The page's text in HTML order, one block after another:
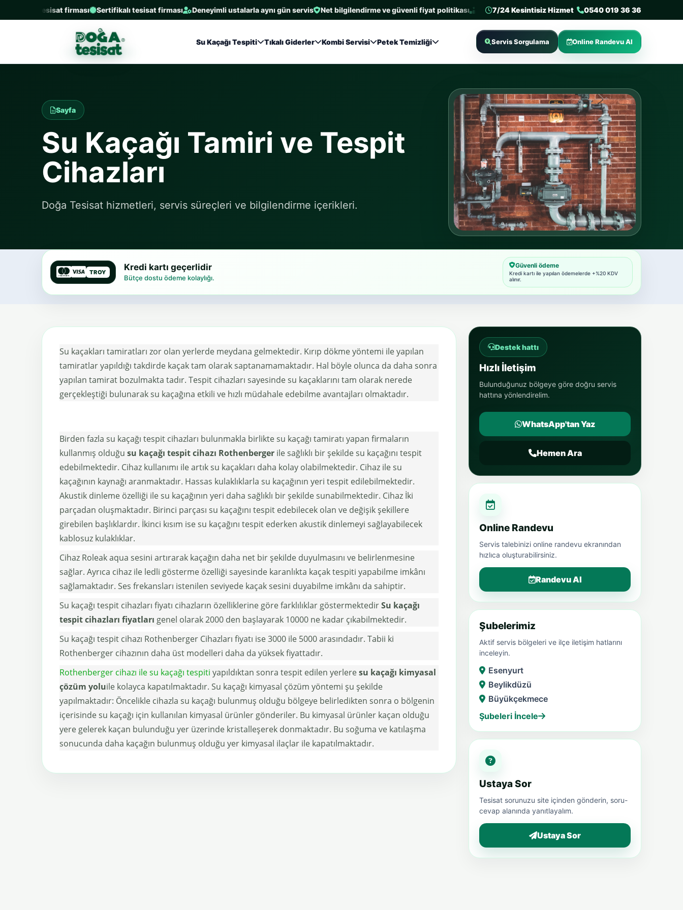
3. tesisat firması Sertifikalı tesisat firması Deneyimli ustalarla aynı gün servis Net bilgilendirme ve güvenli fiyat politikası En çok tercih edilen 3. tesisat firması Sertifikalı tesisat
7/24 Kesintisiz Hizmet 0540 019 36 36
Su Kaçağı Tespiti Tıkalı Giderler Kombi Servisi Petek Temizliği Servis Sorgulama Online Randevu Al
Sayfa
Su Kaçağı Tamiri ve Tespit
Cihazları
Doğa Tesisat hizmetleri, servis süreçleri ve bilgilendirme içerikleri.
TROY Kredi kartı geçerlidir
Bütçe dostu ödeme kolaylığı.
Güvenli ödeme
Kredi kartı ile yapılan ödemelerde +%20 KDV
alınır.
Su kaçakları tamiratları zor olan yerlerde meydana gelmektedir. Kırıp dökme yöntemi ile yapılan
tamiratlar yapıldığı takdirde kaçak tam olarak saptanamamaktadır. Hal böyle olunca da daha sonra
yapılan tamirat bozulmakta tadır. Tespit cihazları sayesinde su kaçaklarını tam olarak nerede
gerçekleştiği bulunarak su kaçağına etkili ve hızlı müdahale edebilme avantajları olmaktadır.
Birden fazla su kaçağı tespit cihazları bulunmakla birlikte su kaçağı tamiratı yapan firmaların
kullanmış olduğu su kaçağı tespit cihazı Rothenberger ile sağlıklı bir şekilde su kaçağını tespit
edebilmektedir. Cihaz kullanımı ile artık su kaçakları daha kolay olabilmektedir. Cihaz ile su
kaçağının kaynağı aranmaktadır. Hassas kulaklıklarla su kaçağının yeri tespit edilebilmektedir.
Akustik dinleme özelliği ile su kaçağının yeri daha sağlıklı bir şekilde sunabilmektedir. Cihaz İki
parçadan oluşmaktadır. Birinci parçası su kaçağını tespit edebilecek olan ve değişik şekillere
girebilen başlıklardır. İkinci kısım ise su kaçağını tespit ederken akustik dinlemeyi sağlayabilecek
kablosuz kulaklıklar.
Cihaz Roleak aqua sesini artırarak kaçağın daha net bir şekilde duyulmasını ve belirlenmesine
sağlar. Ayrıca cihaz ile ledli gösterme özelliği sayesinde karanlıkta kaçak tespiti yapabilme imkânı
sağlamaktadır. Ses frekansları istenilen seviyede kaçak sesini duyabilme imkânı da sahiptir.
Su kaçağı tespit cihazları fiyatı cihazların özelliklerine göre farklılıklar göstermektedirSu kaçağı
tespit cihazları fiyatları genel olarak 2000 den başlayarak 10000 ne kadar çıkabilmektedir.
Su kaçağı tespit cihazı Rothenberger Cihazları fiyatı ise 3000 ile 5000 arasındadır. Tabii ki
Rothenberger cihazının daha üst modelleri daha da yüksek fiyattadır.
Rothenberger cihazı ile su kaçağı tespiti yapıldıktan sonra tespit edilen yerleresu kaçağı kimyasal
çözüm yoluile kolayca kapatılmaktadır. Su kaçağı kimyasal çözüm yöntemi şu şekilde
yapılmaktadır: Öncelikle cihazla su kaçağı bulunmuş olduğu bölgeye belirledikten sonra o bölgenin
içerisinde su kaçağı için kullanılan kimyasal ürünler gönderiler. Bu kimyasal ürünler kaçan olduğu
yere gelerek kaçan bulunduğu yer üzerinde kristalleşerek donmaktadır. Bu soğuma ve katılaşma
sonucunda daha kaçağın bulunmuş olduğu yer kimyasal ilaçlar ile kapatılmaktadır.
Destek hattı
Hızlı İletişim
Bulunduğunuz bölgeye göre doğru servis
hattına yönlendirelim.
WhatsApp'tan Yaz
Hemen Ara
Online Randevu
Servis talebinizi online randevu ekranından
hızlıca oluşturabilirsiniz.
Randevu Al
Şubelerimiz
Aktif servis bölgeleri ve ilçe iletişim hatlarını
inceleyin.
Esenyurt
Beylikdüzü
Büyükçekmece
Şubeleri İncele
Ustaya Sor
Tesisat sorunuzu site içinden gönderin, soru-
cevap alanında yanıtlayalım.
Ustaya Sor